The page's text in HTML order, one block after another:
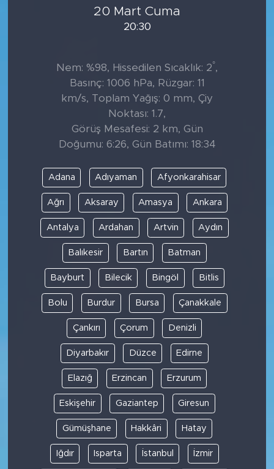
20 Mart Cuma
20:30
Nem: %98, Hissedilen Sıcaklık: 2°,
Basınç: 1006 hPa, Rüzgar: 11
km/s, Toplam Yağış: 0 mm, Çiy
Noktası: 1.7,
Görüş Mesafesi: 2 km, Gün
Doğumu: 6:26, Gün Batımı: 18:34
Adana Adıyaman Afyonkarahisar
Ağrı Aksaray Amasya Ankara
Antalya Ardahan Artvin Aydın
Balıkesir Bartın Batman
Bayburt Bilecik Bingöl Bitlis
Bolu Burdur Bursa Çanakkale
Çankırı Çorum Denizli
Diyarbakır Düzce Edirne
Elazığ Erzincan Erzurum
Eskişehir Gaziantep Giresun
Gümüşhane Hakkâri Hatay
Iğdır Isparta İstanbul İzmir